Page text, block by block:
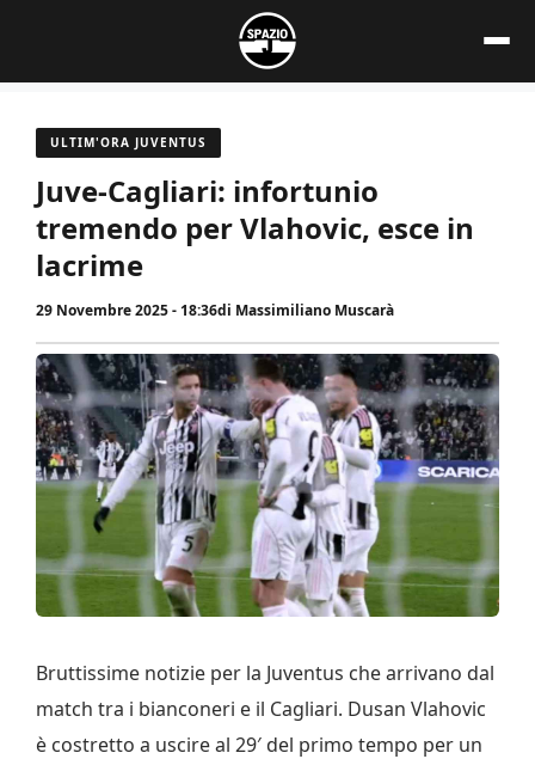
contenuto
ULTIM'ORA JUVENTUS
Juve-Cagliari: infortunio
tremendo per Vlahovic, esce in
lacrime
29 Novembre 2025 - 18:36di Massimiliano Muscarà
Bruttissime notizie per la Juventus che arrivano dal
match tra i bianconeri e il Cagliari. Dusan Vlahovic
è costretto a uscire al 29′ del primo tempo per un